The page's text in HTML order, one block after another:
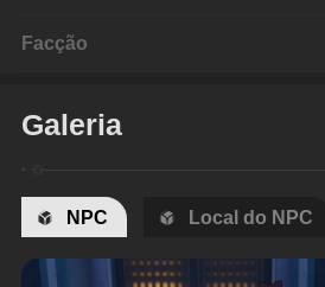
Facção
Galeria
NPC Local do NPC